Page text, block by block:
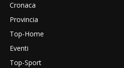
Cronaca
Provincia
Top-Home
Eventi
Top-Sport